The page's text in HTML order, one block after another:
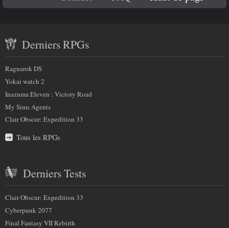
savoir
plus
sur
nous
récent
et
partenaires
Derniers RPGs
Ragnarok DS
Yokai watch 2
Inazuma Eleven : Victory Road
My Sims Agents
Clair Obscur: Expedition 33
Tous les RPGs
Derniers Tests
Clair Obscur: Expedition 33
Cyberpunk 2077
Final Fantasy VII Rebirth